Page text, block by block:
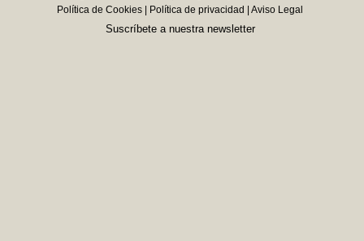
Política de Cookies| Política de privacidad Aviso Legal
Suscríbete a nuestra newsletter